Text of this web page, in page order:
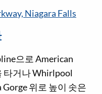
Niagara Falls
으로 American
타거나 Whirlpool
위로 높이 솟은